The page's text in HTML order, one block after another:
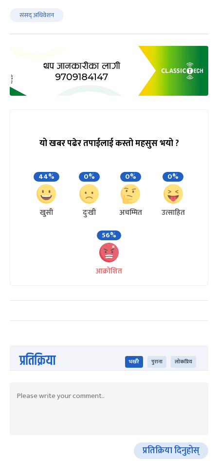
संसद् अधिवेशन
यो खबर पढेर तपाईलाई कस्तो महसुस भयो ?
44%
खुसी
0%
दुःखी
0%
अचम्मित
0%
उत्साहित
56%
आक्रोशित
प्रतिक्रिया भर्खरै पुराना लोकप्रिय
प्रतिक्रिया दिनुहोस्